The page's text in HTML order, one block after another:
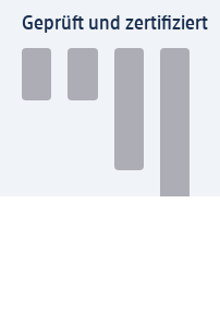
Geprüft und zertifiziert